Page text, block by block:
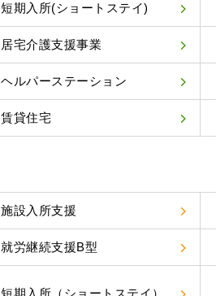
短期入所(ショートステイ)
居宅介護支援事業
ヘルパーステーション
賃貸住宅
施設入所支援
就労継続支援B型
短期入所（ショートステイ）